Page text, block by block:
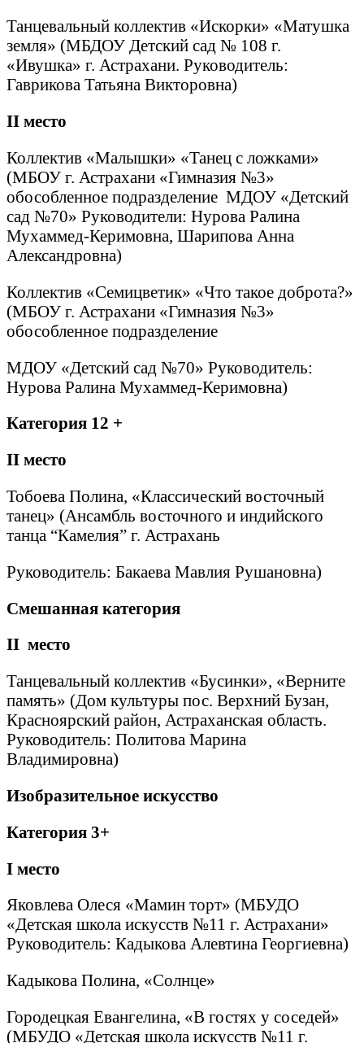
Танцевальный коллектив «Искорки» «Матушка
земля» (МБДОУ Детский сад № 108 г.
«Ивушка» г. Астрахани. Руководитель:
Гаврикова Татьяна Викторовна)
II место
Коллектив «Малышки» «Танец с ложками»
(МБОУ г. Астрахани «Гимназия №3»
обособленное подразделение МДОУ «Детский
сад №70» Руководители: Нурова Ралина
Мухаммед-Керимовна, Шарипова Анна
Александровна)
Коллектив «Семицветик» «Что такое доброта?»
(МБОУ г. Астрахани «Гимназия №3»
обособленное подразделение
МДОУ «Детский сад №70» Руководитель:
Нурова Ралина Мухаммед-Керимовна)
Категория 12 +
II место
Тобоева Полина, «Классический восточный
танец» (Ансамбль восточного и индийского
танца “Камелия” г. Астрахань
Руководитель: Бакаева Мавлия Рушановна)
Смешанная категория
II место
Танцевальный коллектив «Бусинки», «Верните
память» (Дом культуры пос. Верхний Бузан,
Красноярский район, Астраханская область.
Руководитель: Политова Марина
Владимировна)
Изобразительное искусство
Категория 3+
I место
Яковлева Олеся «Мамин торт» (МБУДО
«Детская школа искусств №11 г. Астрахани»
Руководитель: Кадыкова Алевтина Георгиевна)
Кадыкова Полина, «Солнце»
Городецкая Евангелина, «В гостях у соседей»
(МБУДО «Детская школа искусств №11 г.